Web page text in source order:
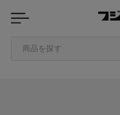
商品を探す